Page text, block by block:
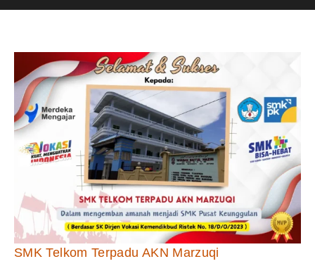
SMK Telkom Terpadu AKN Marzuqi